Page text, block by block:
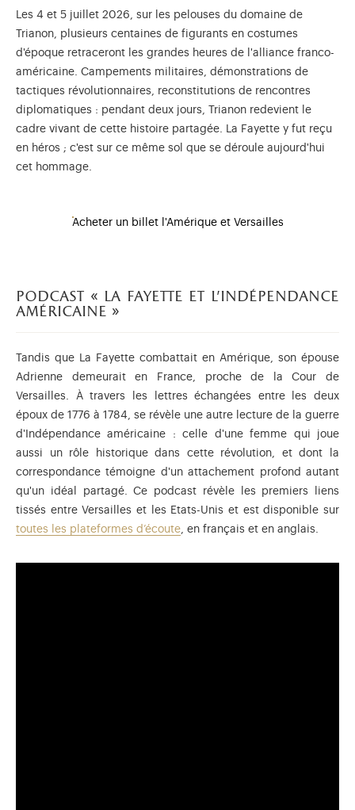
Les 4 et 5 juillet 2026, sur les pelouses du domaine de
Trianon, plusieurs centaines de figurants en costumes
d'époque retraceront les grandes heures de l'alliance franco-
américaine. Campements militaires, démonstrations de
tactiques révolutionnaires, reconstitutions de rencontres
diplomatiques : pendant deux jours, Trianon redevient le
cadre vivant de cette histoire partagée. La Fayette y fut reçu
en héros ; c'est sur ce même sol que se déroule aujourd'hui
cet hommage.
Acheter un billet l'Amérique et Versailles
podcast « la fayette et l'indépendance
américaine »
Tandis que La Fayette combattait en Amérique, son épouse
Adrienne demeurait en France, proche de la Cour de
Versailles. À travers les lettres échangées entre les deux
époux de 1776 à 1784, se révèle une autre lecture de la guerre
d'Indépendance américaine : celle d'une femme qui joue
aussi un rôle historique dans cette révolution, et dont la
correspondance témoigne d'un attachement profond autant
qu'un idéal partagé. Ce podcast révèle les premiers liens
tissés entre Versailles et les Etats-Unis et est disponible sur
toutes les plateformes d’écoute, en français et en anglais.